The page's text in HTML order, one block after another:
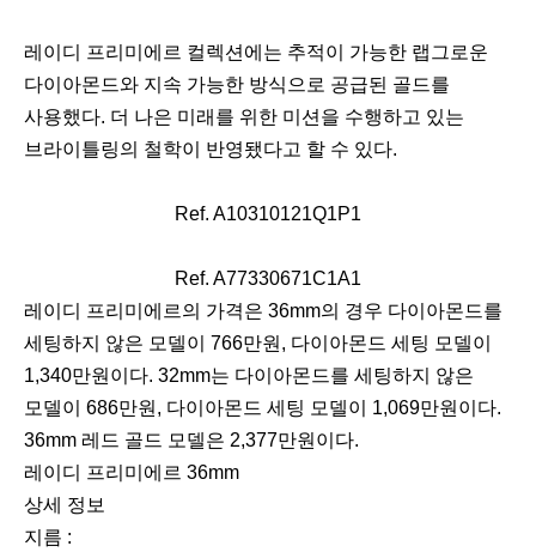
이
전
다
음
레이디 프리미에르 컬렉션에는 추적이 가능한 랩그로운
다이아몬드와 지속 가능한 방식으로 공급된 골드를
사용했다. 더 나은 미래를 위한 미션을 수행하고 있는
브라이틀링의 철학이 반영됐다고 할 수 있다.
Ref. A10310121Q1P1
Ref. A77330671C1A1
이
전
다
음
레이디 프리미에르의 가격은 36mm의 경우 다이아몬드를
세팅하지 않은 모델이 766만원, 다이아몬드 세팅 모델이
1,340만원이다. 32mm는 다이아몬드를 세팅하지 않은
모델이 686만원, 다이아몬드 세팅 모델이 1,069만원이다.
36mm 레드 골드 모델은 2,377만원이다.
레이디 프리미에르 36mm
상세 정보
지름 :